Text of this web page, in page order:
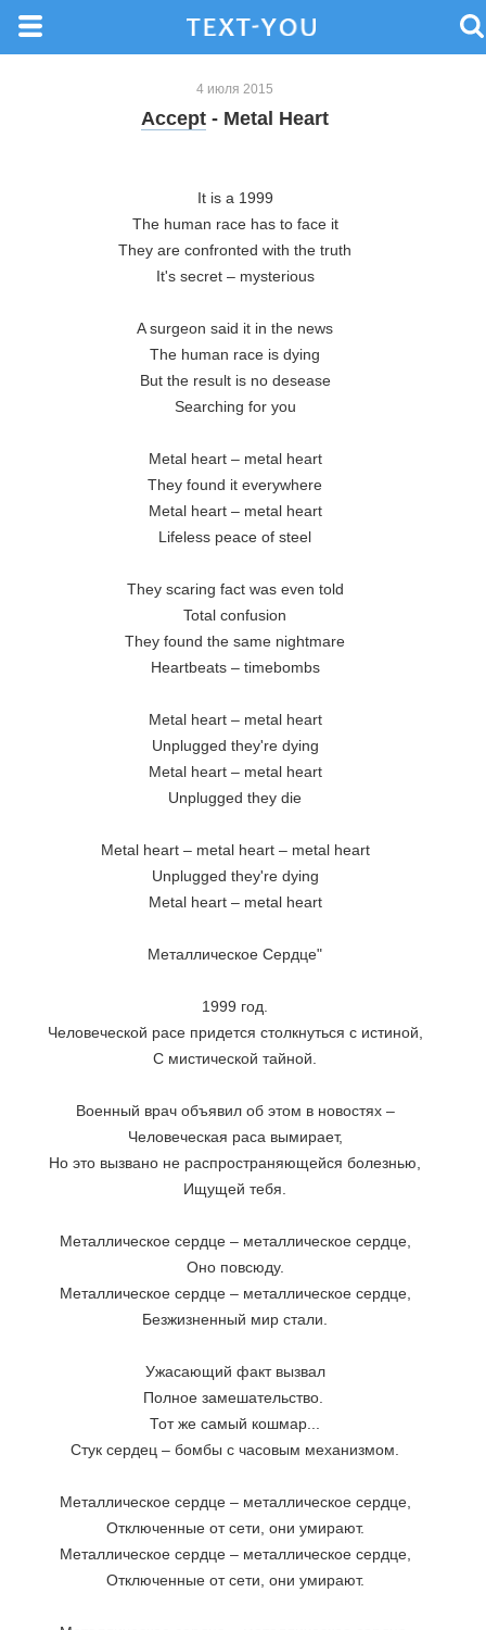
4 июля 2015
Accept - Metal Heart
It is a 1999
The human race has to face it
They are confronted with the truth
It's secret – mysterious
A surgeon said it in the news
The human race is dying
But the result is no desease
Searching for you
Metal heart – metal heart
They found it everywhere
Metal heart – metal heart
Lifeless peace of steel
They scaring fact was even told
Total confusion
They found the same nightmare
Heartbeats – timebombs
Metal heart – metal heart
Unplugged they're dying
Metal heart – metal heart
Unplugged they die
Metal heart – metal heart – metal heart
Unplugged they're dying
Metal heart – metal heart
Металлическое Сердце"
1999 год.
Человеческой расе придется столкнуться с истиной,
С мистической тайной.
Военный врач объявил об этом в новостях –
Человеческая раса вымирает,
Но это вызвано не распространяющейся болезнью,
Ищущей тебя.
Металлическое сердце – металлическое сердце,
Оно повсюду.
Металлическое сердце – металлическое сердце,
Безжизненный мир стали.
Ужасающий факт вызвал
Полное замешательство.
Тот же самый кошмар...
Стук сердец – бомбы с часовым механизмом.
Металлическое сердце – металлическое сердце,
Отключенные от сети, они умирают.
Металлическое сердце – металлическое сердце,
Отключенные от сети, они умирают.